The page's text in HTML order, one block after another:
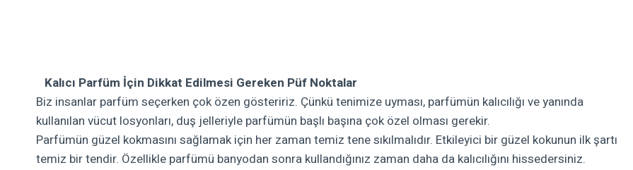
Kalıcı Parfüm İçin Dikkat Edilmesi Gereken Püf Noktalar
Biz insanlar parfüm seçerken çok özen gösteririz. Çünkü tenimize uyması, parfümün kalıcılığı ve yanında
kullanılan vücut losyonları, duş jelleriyle parfümün başlı başına çok özel olması gerekir.
Parfümün güzel kokmasını sağlamak için her zaman temiz tene sıkılmalıdır. Etkileyici bir güzel kokunun ilk şartı
temiz bir tendir. Özellikle parfümü banyodan sonra kullandığınız zaman daha da kalıcılığını hissedersiniz.